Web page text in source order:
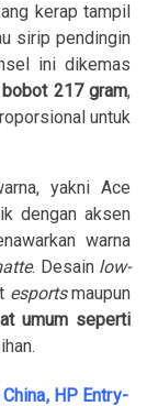
kerap tampil
sirip pendingin
ini dikemas
217 gram,
untuk
yakni Ace
dengan aksen
warna
. Desain low-
esportsmaupun
umum seperti
HP Entry-